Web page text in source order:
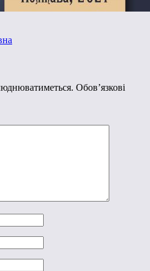
Обов’язкові